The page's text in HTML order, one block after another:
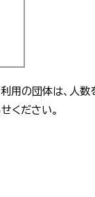
用の団体は、人
ください。